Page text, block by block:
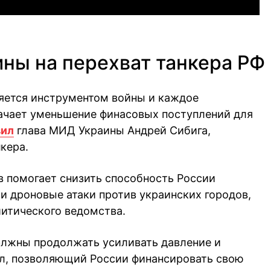
на перехват танкера РФ
инструментом войны и каждое
уменьшение финасовых поступлений для
глава МИД Украины Андрей Сибига,
снизить способность России
дроновые атаки против украинских городов,
ведомства.
продолжать усиливать давление и
позволяющий России финансировать свою